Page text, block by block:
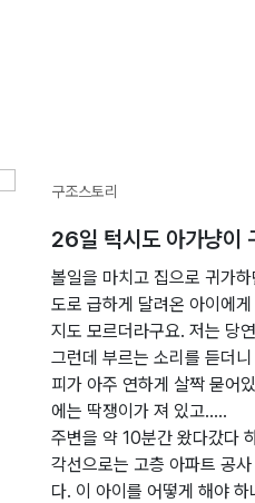
구조스토리
26일 턱시도 아가냥이
볼일을 마치고 집으로 귀가
도로 급하게 달려온 아이에
지도 모르더라구요. 저는 당
그런데 부르는 소리를 듣더
피가 아주 연하게 살짝 묻어
에는 딱쟁이가 져 있고…..
주변을 약 10분간 왔다갔다
각선으로는 고층 아파트 공
다. 이 아이를 어떻게 해야